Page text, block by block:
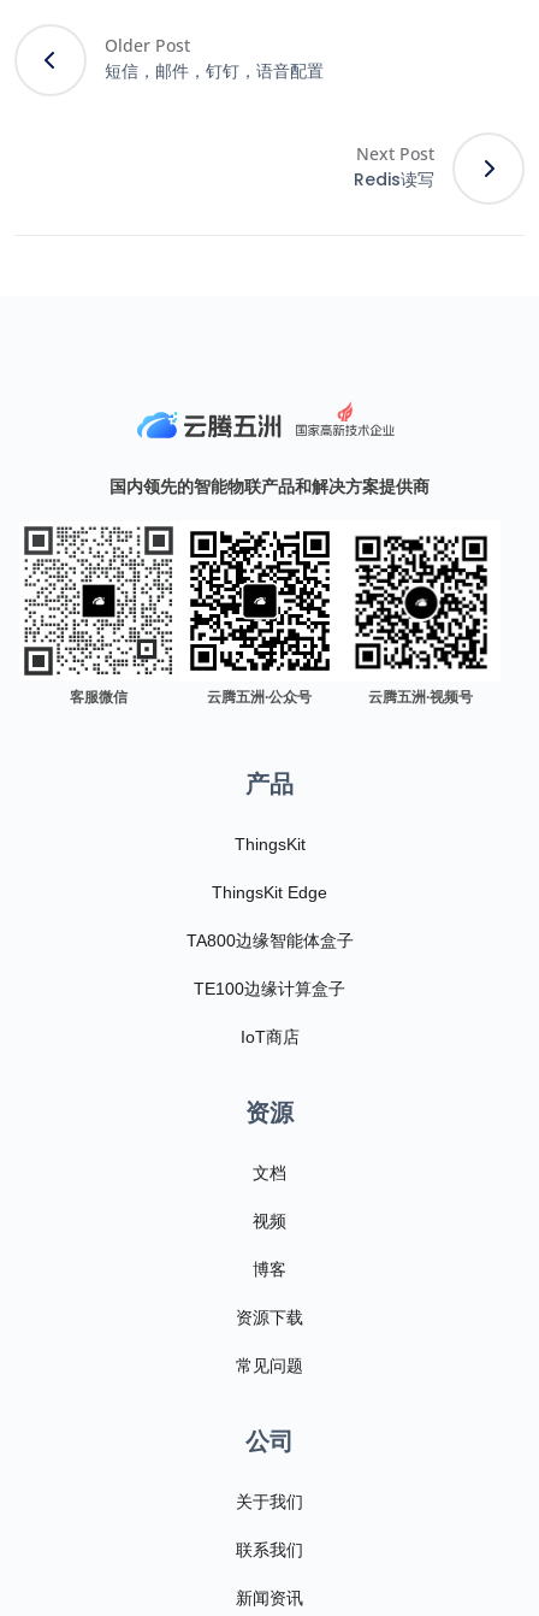
Older Post
短信，邮件，钉钉，语音配置
Next Post
Redis读写
国内领先的智能物联产品和解决方案提供商
客服微信 云腾五洲·公众号 云腾五洲·视频号
产品
ThingsKit
ThingsKit Edge
TA800边缘智能体盒子
TE100边缘计算盒子
IoT商店
资源
文档
视频
博客
资源下载
常见问题
公司
关于我们
联系我们
新闻资讯